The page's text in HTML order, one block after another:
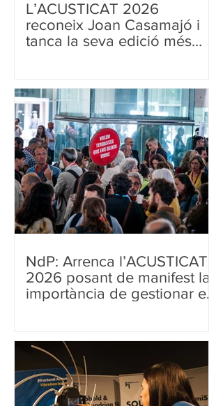
L’ACUSTICAT 2026
reconeix Joan Casamajó i
tanca la seva edició més
NdP: Arrenca l’ACUSTICAT
2026 posant de manifest la
importància de gestionar el